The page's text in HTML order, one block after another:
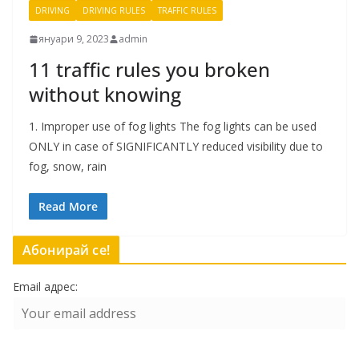
DRIVING DRIVING RULES TRAFFIC RULES
януари 9, 2023 admin
11 traffic rules you broken
without knowing
1. Improper use of fog lights The fog lights can be used
ONLY in case of SIGNIFICANTLY reduced visibility due to
fog, snow, rain
Read More
Абонирай се!
Email адрес: